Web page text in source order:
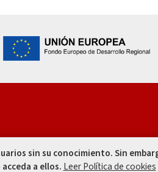
sin su conocimiento. Sin
a ellos. Leer Política de cookies